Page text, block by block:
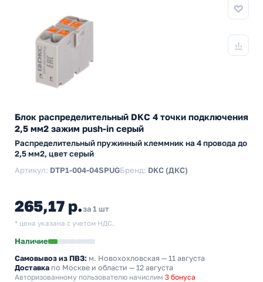
Блок распределительный DKC 4 точки подключения
2,5 мм2 зажим push-in серый
Распределительный пружинный клеммник на 4 провода до
2,5 мм2, цвет серый
Артикул: DTP1-004-04SPUGБренд: DKC (ДКС)
265,17 р.за 1 шт
* цена указана с учетом НДС.
Наличие
Самовывоз из ПВЗ: м. Новохохловская — 11 августа
Доставка по Москве и области — 12 августа
Авторизованному пользователю начислим 3 бонуса